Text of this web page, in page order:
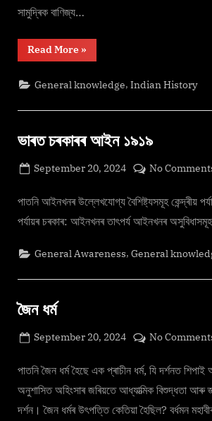
সামুদ্ৰিক বাণিজ্য…
Read More“দিল্লী
চুলতানত্ব-
তুগলাক
বংশ”
»
General knowledge,Indian History
ভাৰত চৰকাৰৰ আইন ১৯১৯
Posted
September 20, 2024
No
পাতনি আইনখনৰ উল্লেখযোগ্য বৈশিষ্ট্যসমূহ কেন্দ্ৰীয়
পৰ্যায়ৰ চৰকাৰ: আইনখনৰ তাৎপৰ্য আইনখনৰ
General Awareness,General
জৈন ধৰ্ম
Posted
September 20, 2024
No
পাতনি জৈন ধৰ্ম হৈছে এক প্ৰাচীন ধৰ্ম, যি দৰ্শনত
অনুশাসিত অহিংসাৰ জৰিয়তে আধ্যাত্মিক বিশুদ্ধতা আৰু
দৰ্শন। জৈন ধৰ্মৰ উৎপত্তি কেতিয়া হৈছিল? বৰ্ধমন